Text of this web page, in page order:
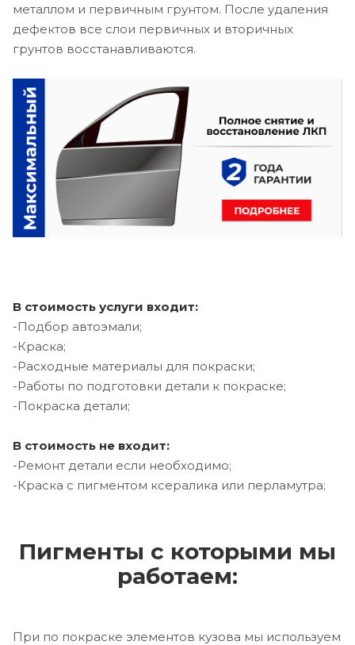
металлом и первичным грунтом. После удаления
дефектов все слои первичных и вторичных
грунтов восстанавливаются.
В стоимость услуги входит:
-Подбор автоэмали;
-Краска;
-Расходные материалы для покраски;
-Работы по подготовки детали к покраске;
-Покраска детали;
В стоимость не входит:
-Ремонт детали если необходимо;
-Краска с пигментом ксералика или перламутра;
Пигменты с которыми мы
работаем:
При по покраске элементов кузова мы используем